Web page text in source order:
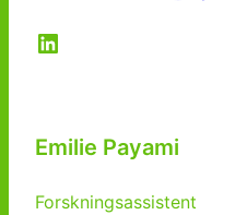
LinkedIn
Emilie Payami
Forskningsassistent